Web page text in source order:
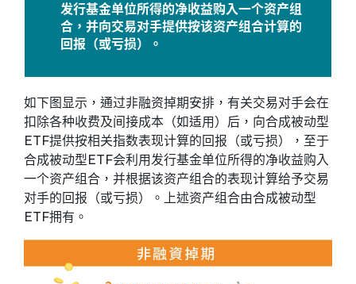
发行基金单位所得的净收益购入一个资产组
合，并向交易对手提供按该资产组合计算的
回报（或亏损）。
如下图显示，通过非融资掉期安排，有关交易对手会在
扣除各种收费及间接成本（如适用）后，向合成被动型
ETF提供按相关指数表现计算的回报（或亏损），至于
合成被动型ETF会利用发行基金单位所得的净收益购入
一个资产组合，并根据该资产组合的表现计算给予交易
对手的回报（或亏损）。上述资产组合由合成被动型
ETF拥有。